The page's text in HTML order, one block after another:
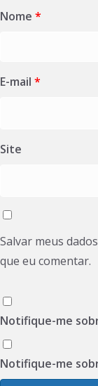
Nome *
E-mail *
Site
Salvar meus
que eu comentar.
Notifique-me
Notifique-me